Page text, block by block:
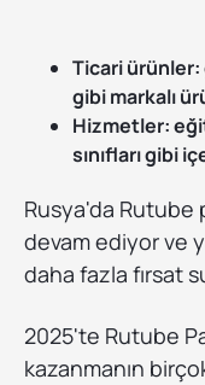
Ticari
gibi markalı
Hizmetler:
sınıfları gibi
Rusya'da Rutube
devam ediyor ve
daha fazla fırsat
2025'te Rutube
kazanmanın